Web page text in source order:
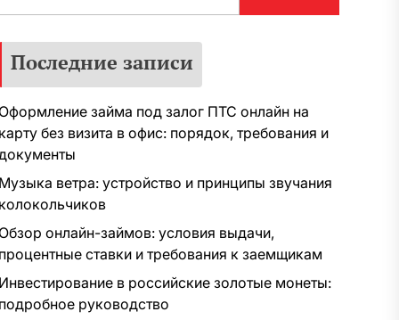
Последние записи
Оформление займа под залог ПТС онлайн на
карту без визита в офис: порядок, требования и
Музыка ветра: устройство и принципы звучания
колокольчиков
Обзор онлайн-займов: условия выдачи,
процентные ставки и требования к заемщикам
Инвестирование в российские золотые монеты:
подробное руководство